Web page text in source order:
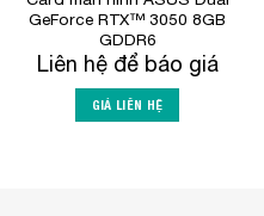
GeForce RTX™ 3050 8GB
GDDR6
Liên hệ để báo giá
GIÁ LIÊN HỆ